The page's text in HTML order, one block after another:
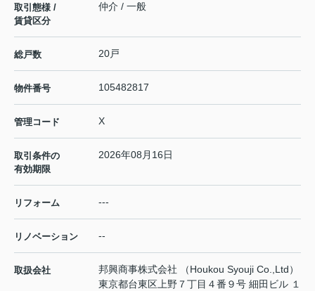
取引態様 /
賃貸区分
仲介 / 一般
総戸数 20戸
物件番号 105482817
管理コード X
取引条件の
有効期限
2026年08月16日
リフォーム ---
リノベーション --
取扱会社
邦興商事株式会社 （Houkou Syouji Co.,Ltd）
東京都台東区上野７丁目４番９号 細田ビル １